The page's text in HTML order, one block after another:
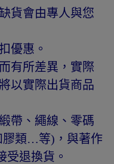
貨會由專人與您
優惠。
有所差異，實際
以實際出貨商品
帶、繩線、零碼
膠類…等)，與著作
退換貨。